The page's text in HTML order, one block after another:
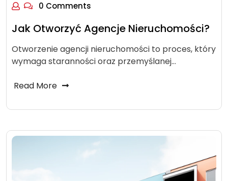
0 Comments
Jak Otworzyć Agencje Nieruchomości?
Otworzenie agencji nieruchomości to proces, który
wymaga staranności oraz przemyślanej…
Read More